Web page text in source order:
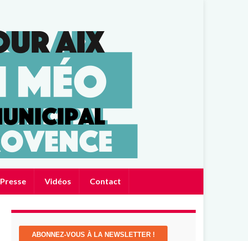
Presse Vidéos Contact
ABONNEZ-VOUS À LA NEWSLETTER !